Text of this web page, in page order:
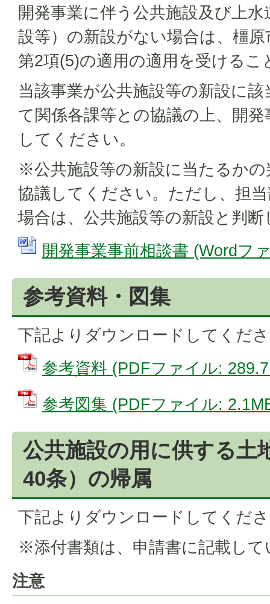
開発事業に伴う公共施設及び上
設等）の新設がない場合は、橿
第2項(5)の適用の適用を受けるこ
当該事業が公共施設等の新設に
て関係各課等との協議の上、開
してください。
※公共施設等の新設に当たるか
協議してください。ただし、担
場合は、公共施設等の新設と判断
開発事業事前相談書 (Wordフ
参考資料・図集
下記よりダウンロードしてくだ
参考資料 (PDFファイル:
参考図集 (PDFファイル:
公共施設の用に供する土
40条）の帰属
下記よりダウンロードしてくだ
※添付書類は、申請書に記載して
注意